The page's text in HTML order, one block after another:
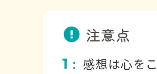
注意点
1 ： 感想は心を